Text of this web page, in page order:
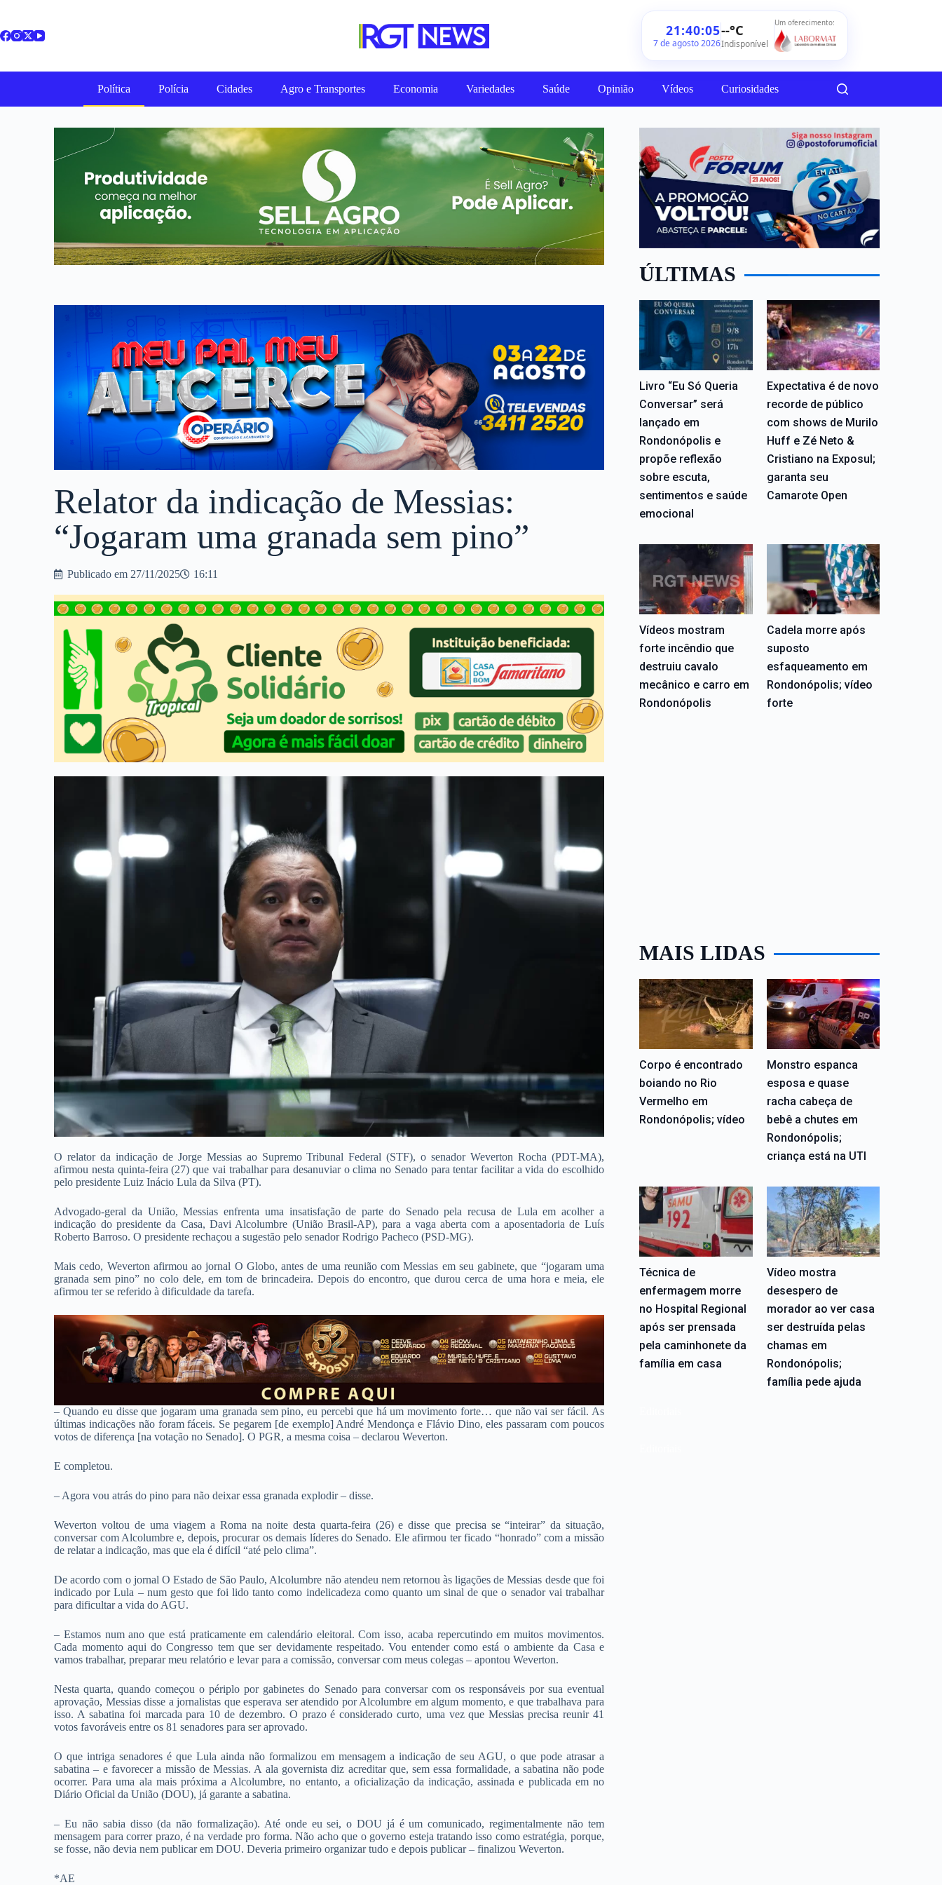
21:40:07
7 de agosto 2026
--°C
Indisponível
Um oferecimento:
Política Polícia Cidades Agro e Transportes Economia Variedades Saúde Opinião Vídeos Curiosidades
Relator da indicação de Messias:
“Jogaram uma granada sem pino”
Publicado em 27/11/2025 16:11
O relator da indicação de Jorge Messias ao Supremo Tribunal Federal (STF), o senador Weverton Rocha (PDT-MA),
afirmou nesta quinta-feira (27) que vai trabalhar para desanuviar o clima no Senado para tentar facilitar a vida do escolhido
pelo presidente Luiz Inácio Lula da Silva (PT).
Advogado-geral da União, Messias enfrenta uma insatisfação de parte do Senado pela recusa de Lula em acolher a
indicação do presidente da Casa, Davi Alcolumbre (União Brasil-AP), para a vaga aberta com a aposentadoria de Luís
Roberto Barroso. O presidente rechaçou a sugestão pelo senador Rodrigo Pacheco (PSD-MG).
Mais cedo, Weverton afirmou ao jornal O Globo, antes de uma reunião com Messias em seu gabinete, que “jogaram uma
granada sem pino” no colo dele, em tom de brincadeira. Depois do encontro, que durou cerca de uma hora e meia, ele
afirmou ter se referido à dificuldade da tarefa.
– Quando eu disse que jogaram uma granada sem pino, eu percebi que há um movimento forte… que não vai ser fácil. As
últimas indicações não foram fáceis. Se pegarem [de exemplo] André Mendonça e Flávio Dino, eles passaram com poucos
votos de diferença [na votação no Senado]. O PGR, a mesma coisa – declarou Weverton.
E completou.
– Agora vou atrás do pino para não deixar essa granada explodir – disse.
Weverton voltou de uma viagem a Roma na noite desta quarta-feira (26) e disse que precisa se “inteirar” da situação,
conversar com Alcolumbre e, depois, procurar os demais líderes do Senado. Ele afirmou ter ficado “honrado” com a missão
de relatar a indicação, mas que ela é difícil “até pelo clima”.
De acordo com o jornal O Estado de São Paulo, Alcolumbre não atendeu nem retornou às ligações de Messias desde que foi
indicado por Lula – num gesto que foi lido tanto como indelicadeza como quanto um sinal de que o senador vai trabalhar
para dificultar a vida do AGU.
– Estamos num ano que está praticamente em calendário eleitoral. Com isso, acaba repercutindo em muitos movimentos.
Cada momento aqui do Congresso tem que ser devidamente respeitado. Vou entender como está o ambiente da Casa e
vamos trabalhar, preparar meu relatório e levar para a comissão, conversar com meus colegas – apontou Weverton.
Nesta quarta, quando começou o périplo por gabinetes do Senado para conversar com os responsáveis por sua eventual
aprovação, Messias disse a jornalistas que esperava ser atendido por Alcolumbre em algum momento, e que trabalhava para
isso. A sabatina foi marcada para 10 de dezembro. O prazo é considerado curto, uma vez que Messias precisa reunir 41
votos favoráveis entre os 81 senadores para ser aprovado.
O que intriga senadores é que Lula ainda não formalizou em mensagem a indicação de seu AGU, o que pode atrasar a
sabatina – e favorecer a missão de Messias. A ala governista diz acreditar que, sem essa formalidade, a sabatina não pode
ocorrer. Para uma ala mais próxima a Alcolumbre, no entanto, a oficialização da indicação, assinada e publicada em no
Diário Oficial da União (DOU), já garante a sabatina.
– Eu não sabia disso (da não formalização). Até onde eu sei, o DOU já é um comunicado, regimentalmente não tem
mensagem para correr prazo, é na verdade pro forma. Não acho que o governo esteja tratando isso como estratégia, porque,
se fosse, não devia nem publicar em DOU. Deveria primeiro organizar tudo e depois publicar – finalizou Weverton.
*AE
ÚLTIMAS
Livro “Eu Só Queria
Conversar” será
lançado em
Rondonópolis e
propõe reflexão
sobre escuta,
sentimentos e saúde
emocional
Expectativa é de novo
recorde de público
com shows de Murilo
Huff e Zé Neto &
Cristiano na Exposul;
garanta seu
Camarote Open
Vídeos mostram
forte incêndio que
destruiu cavalo
mecânico e carro em
Rondonópolis
Cadela morre após
suposto
esfaqueamento em
Rondonópolis; vídeo
forte
MAIS LIDAS
Corpo é encontrado
boiando no Rio
Vermelho em
Rondonópolis; vídeo
Monstro espanca
esposa e quase
racha cabeça de
bebê a chutes em
Rondonópolis;
criança está na UTI
Técnica de
enfermagem morre
no Hospital Regional
após ser prensada
pela caminhonete da
família em casa
Vídeo mostra
desespero de
morador ao ver casa
ser destruída pelas
chamas em
Rondonópolis;
família pede ajuda